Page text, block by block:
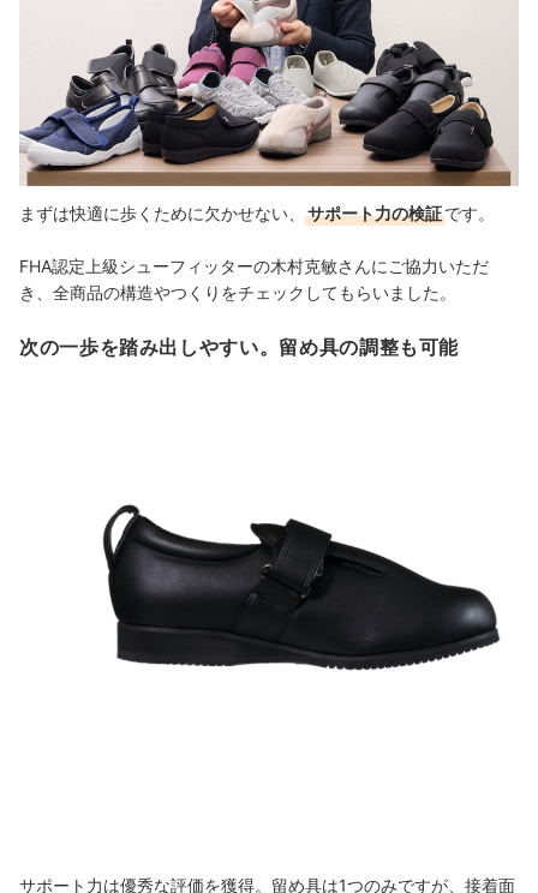
まずは快適に歩くために欠かせない、 サポート力の検証です。
FHA認定上級シューフィッターの木村克敏さんにご協力いただ
き、全商品の構造やつくりをチェックしてもらいました。
次の一歩を踏み出しやすい。留め具の調整も可能
サポート力は優秀な評価を獲得。留め具は1つのみですが、接着面